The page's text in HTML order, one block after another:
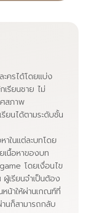
ะครได้โดยแบ่ง
รียนชาย ไม่
สภาพ
ยนได้ตามระดับชั้น
าในแต่ละบทโดย
เนื้อหาของบท
โดยเงื่อนไข
เรียนจำเป็นต้อง
หน้าให้ผ่านเกณฑ์ที่
นก็สามารถกลับ